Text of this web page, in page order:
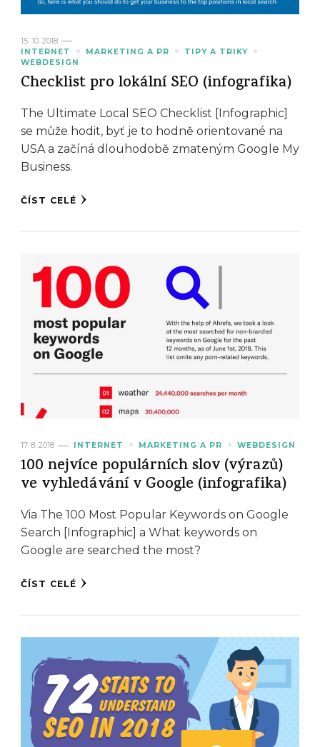
15. 10. 2018
INTERNET
MARKETING A PR
TIPY A TRIKY
WEBDESIGN
Checklist pro lokální SEO (infografika)
The Ultimate Local SEO Checklist [Infographic]
se může hodit, byť je to hodně orientované na
USA a začíná dlouhodobě zmateným Google My
Business.
ČÍST CELÉ
17. 8. 2018 INTERNET MARKETING A PR WEBDESIGN
100 nejvíce populárních slov (výrazů)
ve vyhledávání v Google (infografika)
Via The 100 Most Popular Keywords on Google
Search [Infographic] a What keywords on
Google are searched the most?
ČÍST CELÉ